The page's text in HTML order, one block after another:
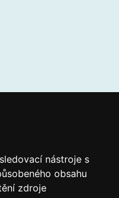
nástroje s
obsahu
zdroje